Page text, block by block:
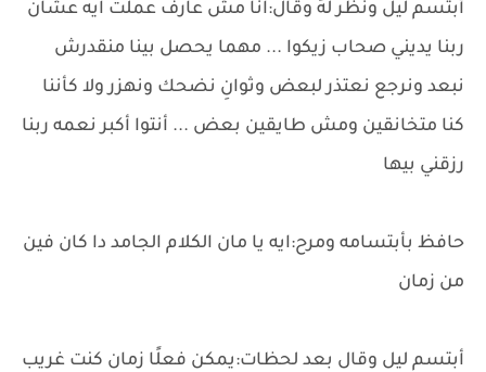
أبتسم ليل ونظر لهُ وقال:انا مش عارف عملت ايه عشان
ربنا يديني صحاب زيكوا ... مهما يحصل بينا منقدرش
نبعد ونرجع نعتذر لبعض وثوانِ نضحك ونهزر ولا كأننا
كنا متخانقين ومش طايقين بعض ... أنتوا أكبر نعمه ربنا
رزقني بيها
حافظ بأبتسامه ومرح:ايه يا مان الكلام الجامد دا كان فين
من زمان
أبتسم ليل وقال بعد لحظات:يمكن فعلًا زمان كنت غريب